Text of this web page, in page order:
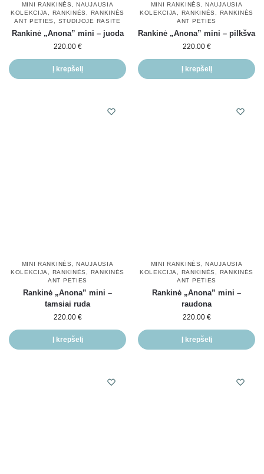
MINI RANKINĖS ,NAUJAUSIA
KOLEKCIJA
RANKINĖS
RANKINĖS
ANT PETIES
STUDIJOJE RASITE
Rankinė „Anona” mini – juoda
220.00 €
Į krepšelį
MINI RANKINĖS ,NAUJAUSIA
KOLEKCIJA
RANKINĖS
RANKINĖS
ANT PETIES
Rankinė „Anona” mini – pilkšva
220.00 €
Į krepšelį
MINI RANKINĖS ,NAUJAUSIA
KOLEKCIJA
RANKINĖS
RANKINĖS
ANT PETIES
Rankinė „Anona” mini –
tamsiai ruda
220.00 €
Į krepšelį
MINI RANKINĖS ,NAUJAUSIA
KOLEKCIJA
RANKINĖS
RANKINĖS
ANT PETIES
Rankinė „Anona” mini –
raudona
220.00 €
Į krepšelį